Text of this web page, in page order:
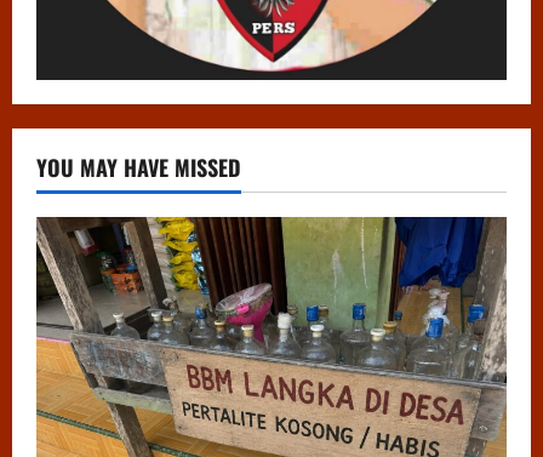
YOU MAY HAVE MISSED